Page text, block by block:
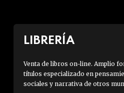
LIBRERÍA
Venta de libros on-line. Amplio
títulos especializado en
sociales y narrativa de otros